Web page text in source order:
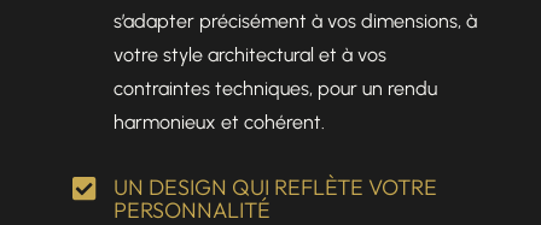
s’adapter précisément à vos dimensions, à
votre style architectural et à vos
contraintes techniques, pour un rendu
harmonieux et cohérent.

UN DESIGN QUI REFLÈTE VOTRE
PERSONNALITÉ